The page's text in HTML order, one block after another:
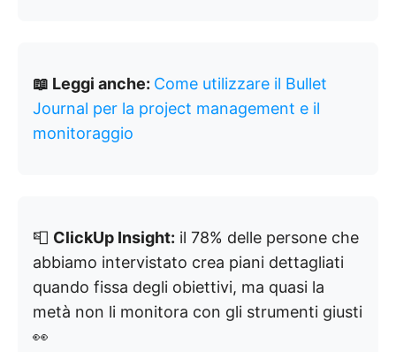
📖 Leggi anche: Come utilizzare il Bullet
Journal per la project management e il
monitoraggio
📮 ClickUp Insight: il 78% delle persone che
abbiamo intervistato crea piani dettagliati
quando fissa degli obiettivi, ma quasi la
metà non li monitora con gli strumenti giusti
👀